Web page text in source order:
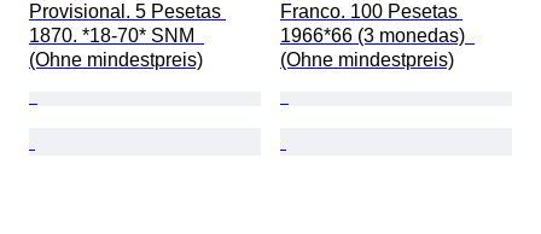
Provisional. 5 Pesetas
1870. *18-70* SNM
(Ohne mindestpreis)
Franco. 100 Pesetas
1966*66 (3 monedas)
(Ohne mindestpreis)